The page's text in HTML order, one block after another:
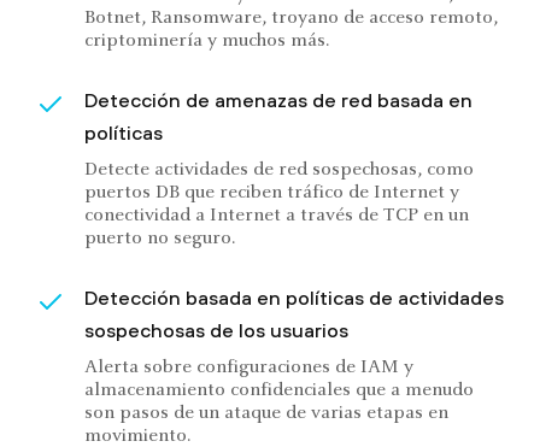
Botnet, Ransomware, troyano de acceso remoto,
criptominería y muchos más.
Detección de amenazas de red basada en
políticas
Detecte actividades de red sospechosas, como
puertos DB que reciben tráfico de Internet y
conectividad a Internet a través de TCP en un
puerto no seguro.
Detección basada en políticas de actividades
sospechosas de los usuarios
Alerta sobre configuraciones de IAM y
almacenamiento confidenciales que a menudo
son pasos de un ataque de varias etapas en
movimiento.